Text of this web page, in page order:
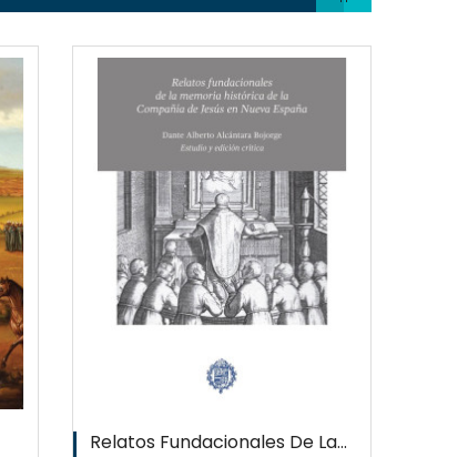
Relatos Fundacionales De La...
QUICKVIEW
WISHLIST